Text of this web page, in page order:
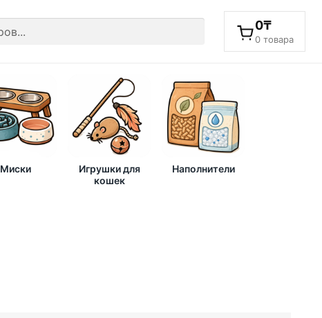
0₸
0 товара
Миски
Игрушки для
кошек
Наполнители